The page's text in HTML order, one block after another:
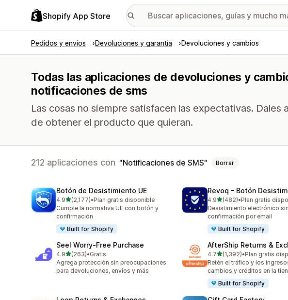
Shopify App Store
Pedidos y envíos Devoluciones y garantía Devoluciones y cambios
Todas las aplicaciones de devoluciones y
notificaciones de sms
Las cosas no siempre satisfacen las expectativas. Dales
de obtener el producto que quieran.
212 aplicaciones con Notificaciones de SMS Borrar
Botón de Desistimiento UE
4.9de 5 estrellas
(2,177)
2177 reseñas en total
•Plan gratis disponible
Cumple la normativa UE con botón y
confirmación
Built for Shopify
Revoq – Botón
4.9de 5 estrellas
(482)
482 reseñas en total
•Plan gratis
Desistimiento electrónico
confirmación por email
Built for Shopify
Seel Worry‑Free Purchase
4.9de 5 estrellas
(263)
263 reseñas en total
•Gratis
Agrega protección sin preocupaciones
para devoluciones, envíos y más
AfterShip Returns &
4.7de 5 estrellas
(1,392)
1392 reseñas en total
•Plan gratis
Retén el tráfico y los
cambios y créditos en la
Built for Shopify